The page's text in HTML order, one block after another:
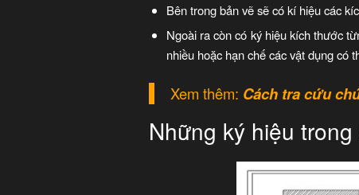
Bên trong bản vẽ sẽ có kí hiệu các
Ngoài ra còn có ký hiệu kích thước
nhiều hoặc hạn chế các vật dụng có
Xem thêm: Cách tra cứu
Những ký hiệu